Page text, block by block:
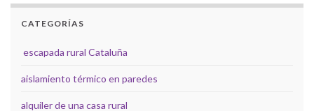
CATEGORÍAS
escapada rural Cataluña
aislamiento térmico en paredes
alquiler de una casa rural